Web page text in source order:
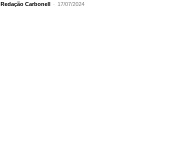
Redação Carbonell - 17/07/2024